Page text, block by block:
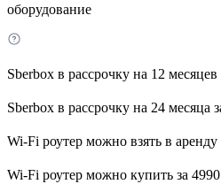
оборудование
Sberbox в рассрочку на 12
Sberbox в рассрочку на 24 месяца
Wi-Fi роутер можно взять в аренду
Wi-Fi роутер можно купить за